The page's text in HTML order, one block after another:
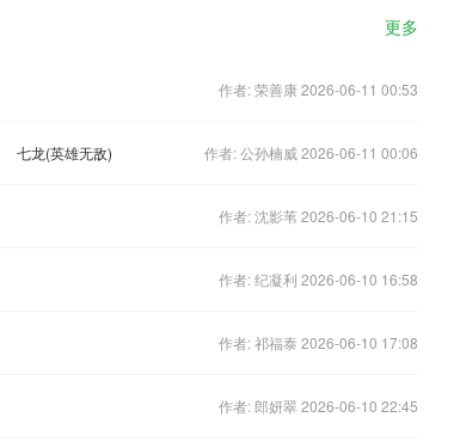
更多
作者: 荣善康 2026-06-11 00:53
七龙(英雄无敌) 作者: 公孙楠威 2026-06-11 00:06
作者: 沈影苇 2026-06-10 21:15
作者: 纪凝利 2026-06-10 16:58
作者: 祁福泰 2026-06-10 17:08
作者: 郎妍翠 2026-06-10 22:45